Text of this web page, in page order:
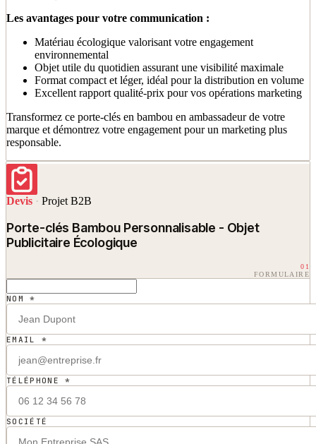
Les avantages pour votre communication :
Matériau écologique valorisant votre engagement
environnemental
Objet utile du quotidien assurant une visibilité maximale
Format compact et léger, idéal pour la distribution en volume
Excellent rapport qualité-prix pour vos opérations marketing
Transformez ce porte-clés en bambou en ambassadeur de votre
marque et démontrez votre engagement pour un marketing plus
responsable.
Devis · Projet B2B
Porte-clés Bambou Personnalisable - Objet
Publicitaire Écologique
01
FORMULAIRE
NOM *
EMAIL *
TÉLÉPHONE *
SOCIÉTÉ